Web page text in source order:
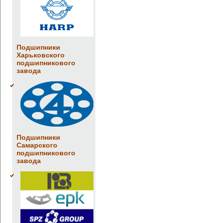
Подшипники
Харьковского
подшипникового
завода
Подшипники
Самарского
подшипникового
завода